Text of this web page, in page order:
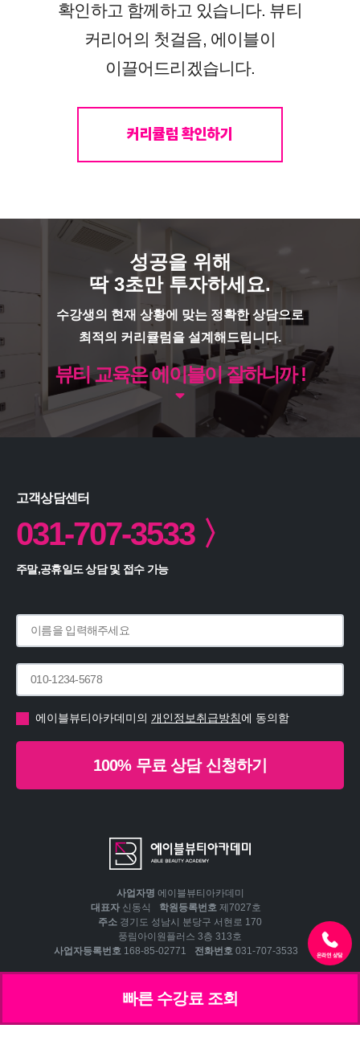
확인하고 함께하고 있습니다. 뷰티
커리어의 첫걸음, 에이블이
이끌어드리겠습니다.
커리큘럼 확인하기
성공을 위해
딱 3초만 투자하세요.
수강생의 현재 상황에 맞는 정확한 상담으로
최적의 커리큘럼을 설계해드립니다.
뷰티 교육은 에이블이 잘하니까 !
고객상담센터
031-707-3533 〉
주말,공휴일도 상담 및 접수 가능
에이블뷰티아카데미의 개인정보취급방침에 동의함
100% 무료 상담 신청하기
사업자명 에이블뷰티아카데미
대표자 신동식 학원등록번호 제7027호
주소 경기도 성남시 분당구 서현로 170
풍림아이원플러스 3층 313호
사업자등록번호 168-85-02771 전화번호 031-707-3533
개인정보처리방침
Copyright © Able Corp. All rights reserved.
빠른 수강료 조회